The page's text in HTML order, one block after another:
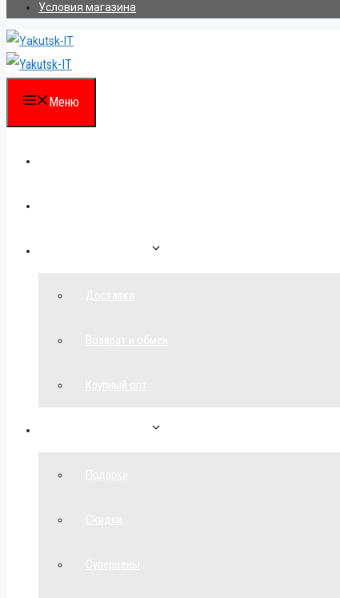
Условия магазина
Меню